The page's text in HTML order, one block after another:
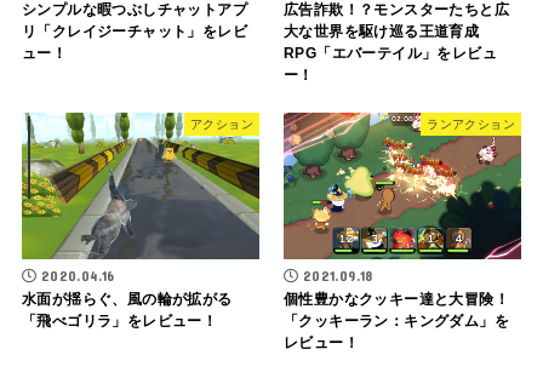
シンプルな暇つぶしチャットアプ
リ「クレイジーチャット」をレビ
ュー！
広告詐欺！？モンスターたちと広
大な世界を駆け巡る王道育成
RPG「エバーテイル」をレビュ
ー！
アクション
2020.04.16
水面が揺らぐ、風の輪が拡がる
「飛べゴリラ」をレビュー！
ランアクション
2021.09.18
個性豊かなクッキー達と大冒険！
「クッキーラン：キングダム」を
レビュー！